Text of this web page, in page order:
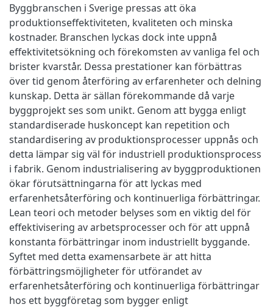
Byggbranschen i Sverige pressas att öka
produktionseffektiviteten, kvaliteten och minska
kostnader. Branschen lyckas dock inte uppnå
effektivitetsökning och förekomsten av vanliga fel och
brister kvarstår. Dessa prestationer kan förbättras
över tid genom återföring av erfarenheter och delning
kunskap. Detta är sällan förekommande då varje
byggprojekt ses som unikt. Genom att bygga enligt
standardiserade huskoncept kan repetition och
standardisering av produktionsprocesser uppnås och
detta lämpar sig väl för industriell produktionsprocess
i fabrik. Genom industrialisering av byggproduktionen
ökar förutsättningarna för att lyckas med
erfarenhetsåterföring och kontinuerliga förbättringar.
Lean teori och metoder belyses som en viktig del för
effektivisering av arbetsprocesser och för att uppnå
konstanta förbättringar inom industriellt byggande.
Syftet med detta examensarbete är att hitta
förbättringsmöjligheter för utförandet av
erfarenhetsåterföring och kontinuerliga förbättringar
hos ett byggföretag som bygger enligt